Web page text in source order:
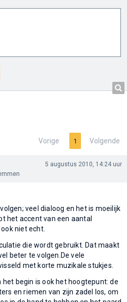
Vorige 1 Volgende
5 augustus 2010, 14:24 uur
veel dialoog en het is moeilijk
het accent van een aantal
niet echt.
die wordt gebruikt. Dat maakt
beter te volgen.De vele
met korte muzikale stukjes.
het begin is ook het hoogtepunt: de
en riemen van zijn zadel los, om